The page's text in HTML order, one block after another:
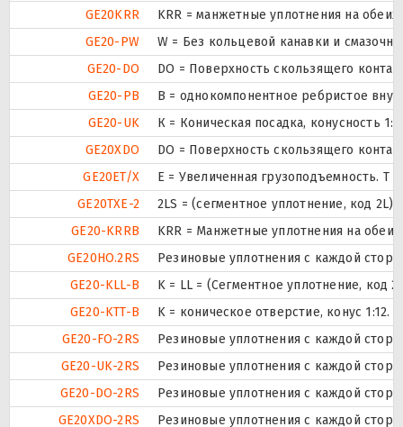
GE20KRR
KRR = манжетные уплотнения на
GE20-PW
W = Без кольцевой канавки и
GE20-DO
DO = Поверхность скользящего
GE20-PB
B = однокомпонентное ребристое
GE20-UK
К = Коническая посадка, конусность
GE20XDO
DO = Поверхность скользящего
GE20ET/X
E = Увеличенная грузоподъемность. T
GE20TXE-2
2LS = (сегментное уплотнение, код
GE20-KRRB
KRR = Манжетные уплотнения на
GE20HO.2RS
Резиновые уплотнения с каждой
GE20-KLL-B
K = LL = (Сегментное уплотнение, код
GE20-KTT-B
K = коническое отверстие, конус
GE20-FO-2RS
Резиновые уплотнения с каждой
GE20-UK-2RS
Резиновые уплотнения с каждой
GE20-DO-2RS
Резиновые уплотнения с каждой
GE20XDO-2RS
Резиновые уплотнения с каждой